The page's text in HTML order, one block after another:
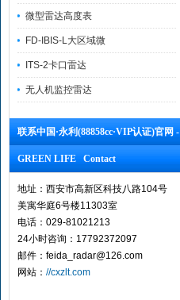
微型雷达高度表
FD-IBIS-L大区域微
ITS-2卡口雷达
无人机监控雷达
联系中国·永利(88858cc·VIP认证)官网 -
GREEN LIFE Contact
地址：西安市高新区科技八路104号
美寓华庭6号楼11303室
电话：029-81021213
24小时咨询：17792372097
邮件：feida_radar@126.com
网站： //cxzlt.com